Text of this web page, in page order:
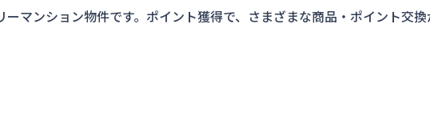
ーマンション物件です。ポイント獲得で、さまざまな商品・ポイント交換